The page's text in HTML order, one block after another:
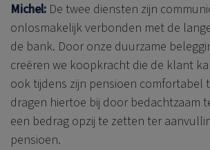
Michel: De twee diensten zijn
onlosmakelijk verbonden met de
de bank. Door onze duurzame
creëren we koopkracht die de klant
ook tijdens zijn pensioen comfortabel
dragen hiertoe bij door bedachtzaam
een bedrag opzij te zetten ter
pensioen.